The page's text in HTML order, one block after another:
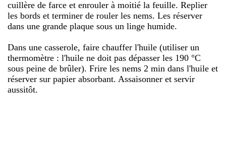
cuillère de farce et enrouler à moitié la feuille. Replier
les bords et terminer de rouler les nems. Les réserver
dans une grande plaque sous un linge humide.
Dans une casserole, faire chauffer l'huile (utiliser un
thermomètre : l'huile ne doit pas dépasser les 190 °C
sous peine de brûler). Frire les nems 2 min dans l'huile et
réserver sur papier absorbant. Assaisonner et servir
aussitôt.